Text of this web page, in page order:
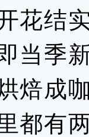
结实
当季
焙成
都有